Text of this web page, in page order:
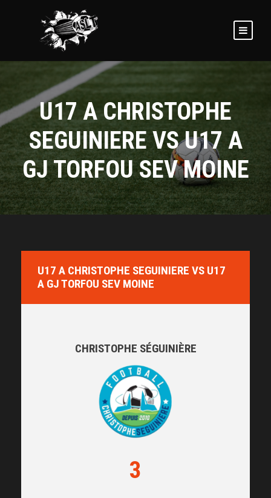
U17 A CHRISTOPHE
SEGUINIERE VS U17 A
GJ TORFOU SEV MOINE
U17 A CHRISTOPHE SEGUINIERE VS U17
A GJ TORFOU SEV MOINE
CHRISTOPHE SÉGUINIÈRE
3